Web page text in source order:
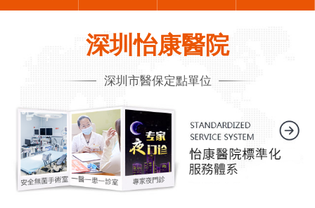
深圳怡康醫院
深圳市醫保定點單位